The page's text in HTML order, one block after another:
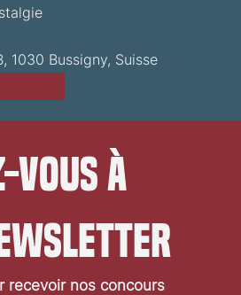
1030 Bussigny, Suisse
vous à
recevoir nos concours